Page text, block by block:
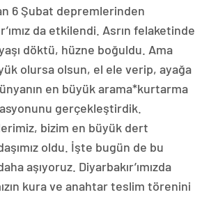
6 Şubat depremlerinden
da etkilendi. Asrın felaketinde
döktü, hüzne boğuldu. Ama
olursa olsun, el ele verip, ayağa
en büyük arama*kurtarma
gerçekleştirdik.
bizim en büyük dert
oldu. İşte bugün de bu
aşıyoruz. Diyarbakır’ımızda
kura ve anahtar teslim törenini